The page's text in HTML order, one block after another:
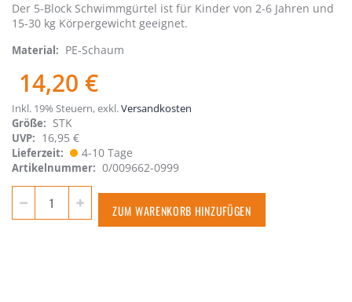
Der 5-Block Schwimmgürtel ist für Kinder von 2-6 Jahren und
15-30 kg Körpergewicht geeignet.
Material PE-Schaum
14,20 €
Inkl. 19% Steuern,exkl. Versandkosten
Größe
STK
UVP: 16,95 €
Lieferzeit 4-10 Tage
Artikelnummer 0/009662-0999
ZUM WARENKORB HINZUFÜGEN